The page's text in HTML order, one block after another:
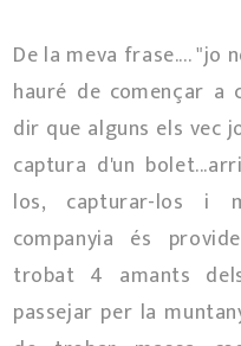
De la meva frase.... "jo
hauré de començar a
dir que alguns els vec
captura d'un
los, capturar-los i
companyia és
trobat 4 amants
passejar per la